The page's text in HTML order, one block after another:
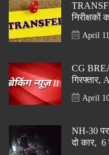
April
CG
गिरफ्तार,
April
NH-30
दो कार, 6